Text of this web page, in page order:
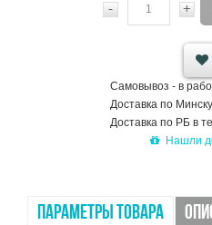
- +
Самовывоз - в
Доставка по
Доставка по РБ в
Нашли
ПАРАМЕТРЫ ТОВАРА